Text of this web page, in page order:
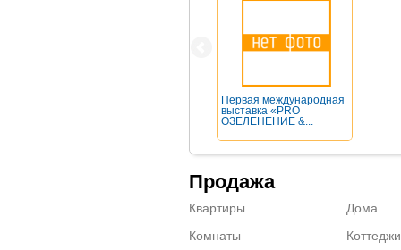
Первая международная
выставка «PRO
ОЗЕЛЕНЕНИЕ &...
Продажа
Квартиры
Комнаты
Дома
Коттеджи